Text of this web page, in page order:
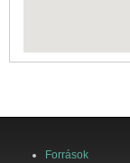
Források